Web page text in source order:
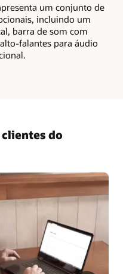
um conjunto de
incluindo um
barra de som com
falantes para áudio
do